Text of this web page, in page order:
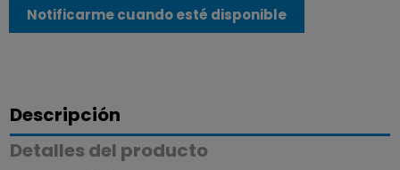
Descripción
Detalles del producto